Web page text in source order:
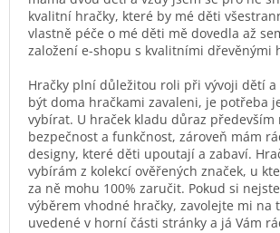
kvalitní hračky, které by mé děti
vlastně péče o mé děti mě dovedla až
založení e-shopu s kvalitními dřevěnými
Hračky plní důležitou roli při vývoji dětí a
být doma hračkami zavaleni, je potřeba
vybírat. U hraček kladu důraz především
bezpečnost a funkčnost, zároveň mám
designy, které děti upoutají a zabaví.
vybírám z kolekcí ověřených značek, u
za ně mohu 100% zaručit. Pokud si
výběrem vhodné hračky, zavolejte mi na
uvedené v horní části stránky a já Vám